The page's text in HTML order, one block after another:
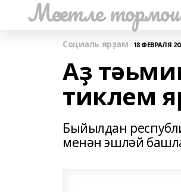
Мәсетле
Социаль ярҙам 18 ФЕВРАЛЯ
Аҙ
тиклем
Быйылдан
менән эшләй